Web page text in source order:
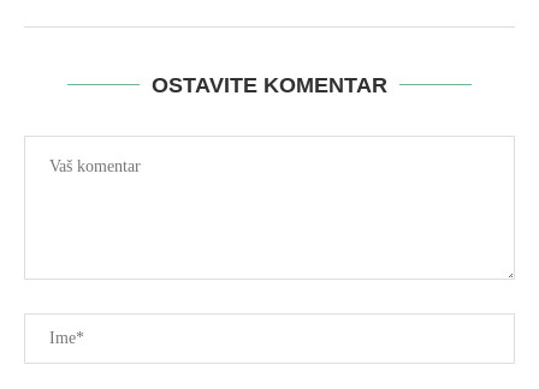
OSTAVITE KOMENTAR